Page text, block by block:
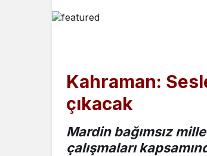
Kahraman:
çıkacak
Mardin bağımsız
çalışmaları